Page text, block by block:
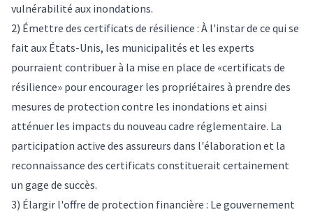
vulnérabilité aux inondations.
2) Émettre des certificats de résilience : À l'instar de ce qui se
fait aux États-Unis, les municipalités et les experts
pourraient contribuer à la mise en place de «certificats de
résilience» pour encourager les propriétaires à prendre des
mesures de protection contre les inondations et ainsi
atténuer les impacts du nouveau cadre réglementaire. La
participation active des assureurs dans l'élaboration et la
reconnaissance des certificats constituerait certainement
un gage de succès.
3) Élargir l'offre de protection financière : Le gouvernement